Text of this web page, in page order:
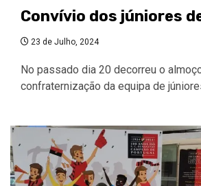
Convívio dos júniores
23 de Julho, 2024
No passado dia 20 decorreu o
confraternização da equipa de